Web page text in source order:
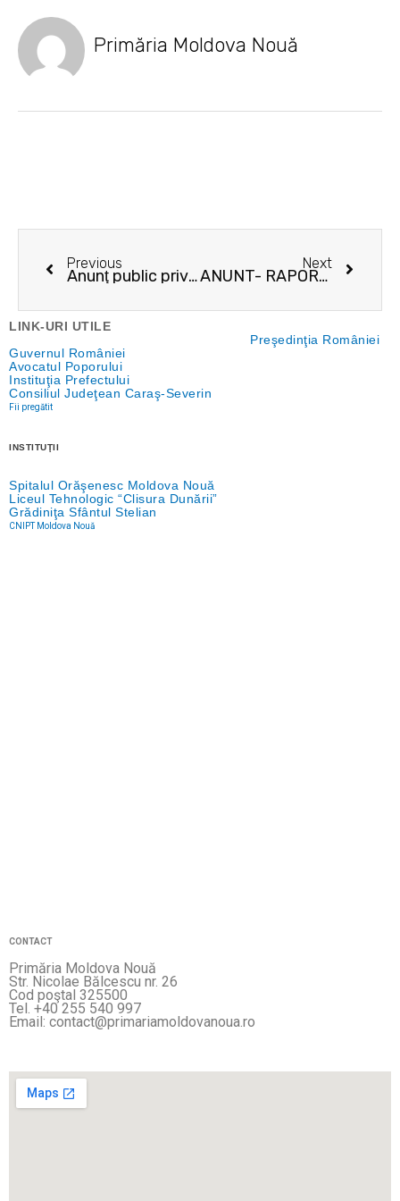
Primăria Moldova Nouă
Prev
Previous
Anunţ public privind decizia etapei de încadrare. Locuinţe nZEB
Next
ANUNT- RAPORT DE SELECTIE A PARTENERULUI PENTRU ,,Servicii de îngrijire la domiciliu pentru persoanele vârstnice, Moldova Nouă”
Next
LINK-URI UTILE
Preşedinţia României
Guvernul României
Avocatul Poporului
Instituţia Prefectului
Consiliul Judeţean Caraş-Severin
Fii pregătit
INSTITUŢII
Spitalul Orăşenesc Moldova Nouă
Liceul Tehnologic “Clisura Dunării”
Grădiniţa Sfântul Stelian
CNIPT Moldova Nouă
CONTACT
Primăria Moldova Nouă
Str. Nicolae Bălcescu nr. 26
Cod poştal 325500
Tel. +40 255 540 997
Email: contact@primariamoldovanoua.ro